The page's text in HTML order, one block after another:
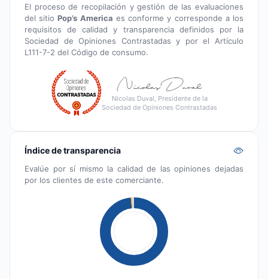
El proceso de recopilación y gestión de las evaluaciones
del sitioPop’s America es conforme y corresponde a los
requisitos de calidad y transparencia definidos por la
Sociedad de Opiniones Contrastadas y por el Artículo
L111-7-2 del Código de consumo.
Nicolas Duval, Presidente de la
Sociedad de Opiniones Contrastadas
Índice de transparencia
Evalúe por sí mismo la calidad de las opiniones dejadas
por los clientes de este comerciante.